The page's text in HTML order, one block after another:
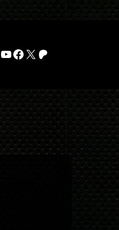
YouTube
Facebook
X Patreon